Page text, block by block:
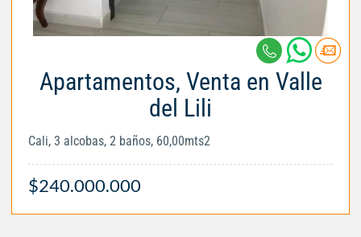
Apartamentos, Venta en Valle
del Lili
Cali, 3 alcobas, 2 baños, 60,00mts2
$240.000.000